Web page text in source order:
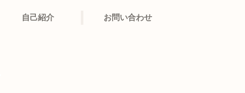
自己紹介 お問い合わせ